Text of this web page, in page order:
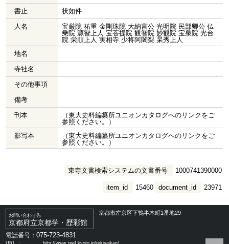
書止
状如件
人名
宝厳院 祐重 金剛珠院 大納言公 光明院 民部卿公 仏
乗院 源智上人 宝菩提院 観智院 妙観院 宝泉院 光台
院 栄順上人 実相寺 少将阿闍梨 杲秀上人
地名
寺社名
その他事項
備考
刊本
（東大史料編纂所ユニオンカタログへのリンクをご
参照ください。）
影写本
（東大史料編纂所ユニオンカタログへのリンクをご
参照ください。）
東寺文書検索システムの文書番号 1000741390000
document_id 23971
item_id 15460
お問い合わせ先
京都府立京都学・歴彩館
京都市左京区下鴨半木町1番地29
電話番号：075-723-4831
URL ： http://www.pref.kyoto.jp/rekisaikan/